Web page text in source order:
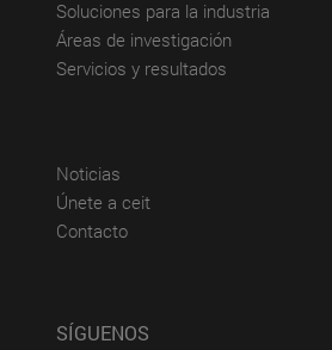
Soluciones para la industria
Áreas de investigación
Servicios y resultados
Noticias
Únete a ceit(abre en nueva ventana)
Contacto(abre en nueva ventana)
SÍGUENOS